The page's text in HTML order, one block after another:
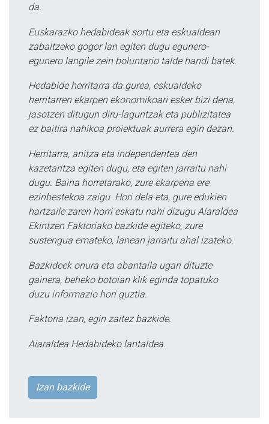
da.
Euskarazko hedabideak sortu eta eskualdean
zabaltzeko gogor lan egiten dugu egunero-
egunero langile zein boluntario talde handi batek.
Hedabide herritarra da gurea, eskualdeko
herritarren ekarpen ekonomikoari esker bizi dena,
jasotzen ditugun diru-laguntzak eta publizitatea
ez baitira nahikoa proiektuak aurrera egin dezan.
Herritarra, anitza eta independentea den
kazetaritza egiten dugu, eta egiten jarraitu nahi
dugu. Baina horretarako, zure ekarpena ere
ezinbestekoa zaigu. Hori dela eta, gure edukien
hartzaile zaren horri eskatu nahi dizugu Aiaraldea
Ekintzen Faktoriako bazkide egiteko, zure
sustengua emateko, lanean jarraitu ahal izateko.
Bazkideek onura eta abantaila ugari dituzte
gainera, beheko botoian klik eginda topatuko
duzu informazio hori guztia.
Faktoria izan, egin zaitez bazkide.
Aiaraldea Hedabideko lantaldea.
Izan bazkide